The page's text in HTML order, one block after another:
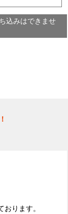
込みはできませ
おります。